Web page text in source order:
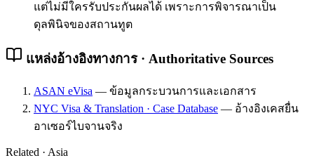
แต่ไม่มีใครรับประกันผลได้ เพราะการพิจารณาเป็น
ดุลพินิจของสถานทูต
แหล่งอ้างอิงทางการ · Authoritative Sources
ASAN eVisa — ข้อมูลกระบวนการและเอกสาร
NYC Visa & Translation · Case Database — อ้างอิงเคสยื่น
อาเซอร์ไบจานจริง
Related · Asia